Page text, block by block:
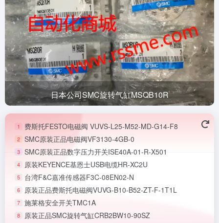
日本公司SMC旋转气缸MSQB10R
1 费斯托FESTO电磁阀 VUVS-L25-M52-MD-G14-F8
2 SMC原装正品电磁阀VF3130-4GB-0
3 SMC原装正品数字压力开关ISE40A-01-R-X501
4 原装KEYENCE基恩士USB电缆HR-XC2U
5 台湾F&C嘉准传感器F3C-08EN02-N
6 原装正品费斯托电磁阀VUVG-B10-B52-ZT-F-1T1L
7 施莱格安全开关TMC1A
8 原装正品SMC旋转气缸CRB2BW10-90SZ